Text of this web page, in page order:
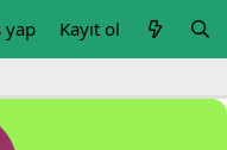
yap Kayıt ol